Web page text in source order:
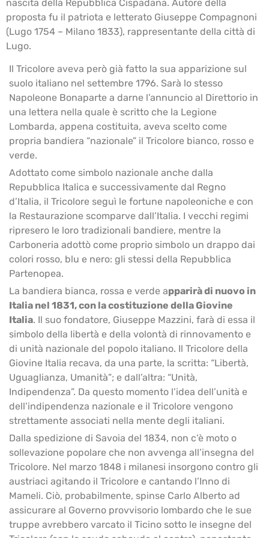
nascita della Repubblica Cispadana. Autore della
proposta fu il patriota e letterato Giuseppe Compagnoni
(Lugo 1754 – Milano 1833), rappresentante della città di
Lugo.
Il Tricolore aveva però già fatto la sua apparizione sul
suolo italiano nel settembre 1796. Sarà lo stesso
Napoleone Bonaparte a darne l’annuncio al Direttorio in
una lettera nella quale è scritto che la Legione
Lombarda, appena costituita, aveva scelto come
propria bandiera “nazionale” il Tricolore bianco, rosso e
verde.
Adottato come simbolo nazionale anche dalla
Repubblica Italica e successivamente dal Regno
d’Italia, il Tricolore seguì le fortune napoleoniche e con
la Restaurazione scomparve dall’Italia. I vecchi regimi
ripresero le loro tradizionali bandiere, mentre la
Carboneria adottò come proprio simbolo un drappo dai
colori rosso, blu e nero: gli stessi della Repubblica
Partenopea.
La bandiera bianca, rossa e verde apparirà di nuovo in
Italia nel 1831, con la costituzione della Giovine
Italia. Il suo fondatore, Giuseppe Mazzini, farà di essa il
simbolo della libertà e della volontà di rinnovamento e
di unità nazionale del popolo italiano. Il Tricolore della
Giovine Italia recava, da una parte, la scritta: “Libertà,
Uguaglianza, Umanità”; e dall’altra: “Unità,
Indipendenza”. Da questo momento l’idea dell’unità e
dell’indipendenza nazionale e il Tricolore vengono
strettamente associati nella mente degli italiani.
Dalla spedizione di Savoia del 1834, non c’è moto o
sollevazione popolare che non avvenga all’insegna del
Tricolore. Nel marzo 1848 i milanesi insorgono contro gli
austriaci agitando il Tricolore e cantando l’Inno di
Mameli. Ciò, probabilmente, spinse Carlo Alberto ad
assicurare al Governo provvisorio lombardo che le sue
truppe avrebbero varcato il Ticino sotto le insegne del